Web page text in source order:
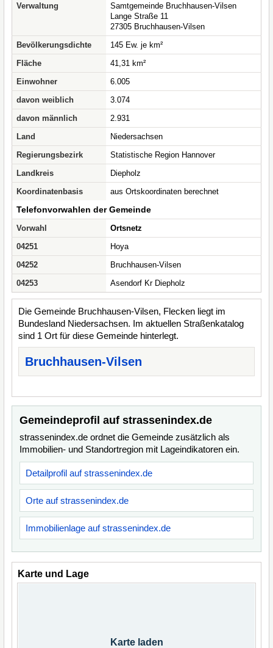
Verwaltung
Samtgemeinde Bruchhausen-Vilsen
Lange Straße 11
27305 Bruchhausen-Vilsen
Bevölkerungsdichte
145 Ew. je km²
Fläche
41,31 km²
Einwohner
6.005
davon weiblich
3.074
davon männlich
2.931
Land
Niedersachsen
Regierungsbezirk
Statistische Region Hannover
Landkreis
Diepholz
Koordinatenbasis
aus Ortskoordinaten berechnet
Telefonvorwahlen der Gemeinde
Vorwahl
Ortsnetz
04251
Hoya
04252
Bruchhausen-Vilsen
04253
Asendorf Kr Diepholz
Die Gemeinde Bruchhausen-Vilsen, Flecken liegt im
Bundesland Niedersachsen. Im aktuellen Straßenkatalog
sind 1 Ort für diese Gemeinde hinterlegt.
Bruchhausen-Vilsen
Gemeindeprofil auf strassenindex.de
strassenindex.de ordnet die Gemeinde zusätzlich als
Immobilien- und Standortregion mit Lageindikatoren ein.
Detailprofil auf strassenindex.de
Orte auf strassenindex.de
Immobilienlage auf strassenindex.de
Karte und Lage
Karte laden